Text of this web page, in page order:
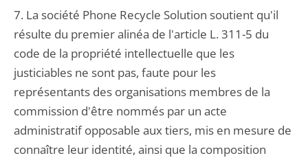
7. La société Phone Recycle Solution soutient qu'il
résulte du premier alinéa de l'article L. 311-5 du
code de la propriété intellectuelle que les
justiciables ne sont pas, faute pour les
représentants des organisations membres de la
commission d'être nommés par un acte
administratif opposable aux tiers, mis en mesure de
connaître leur identité, ainsi que la composition